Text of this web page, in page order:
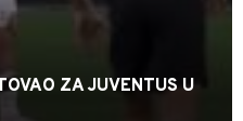
ZA JUVENTUS U